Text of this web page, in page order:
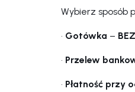
Wybierz sposób
• Gotówka –
• Przelew
• Płatność przy